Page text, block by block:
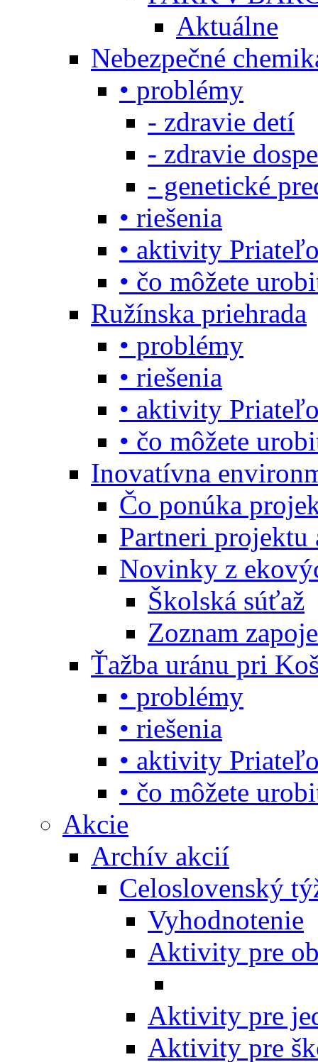
Aktuálne
Nebezpečné
• problémy
- zdravie detí
- zdravie
- genetické
• riešenia
• aktivity
• čo môžete
Ružínska priehrada
• problémy
• riešenia
• aktivity
• čo môžete
Inovatívna
Čo ponúka
Partneri projektu
Novinky z
Školská súťaž
Zoznam
Ťažba uránu pri
• problémy
• riešenia
• aktivity
• čo môžete
Akcie
Archív akcií
Celoslovenský
Vyhodnotenie
Aktivity pre
Aktivity pre
Aktivity pre